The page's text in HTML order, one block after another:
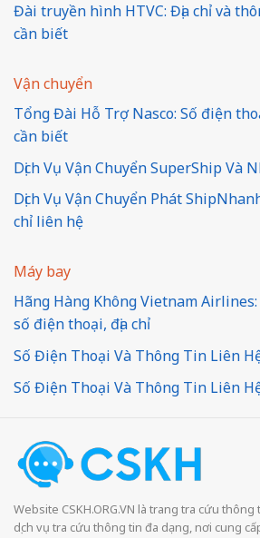
Đài truyền hình HTVC: Địa chỉ và
cần biết
Vận chuyển
Tổng Đài Hỗ Trợ Nasco: Số điện
cần biết
Dịch Vụ Vận Chuyển SuperShip Và
Dịch Vụ Vận Chuyển Phát
chỉ liên hệ
Máy bay
Hãng Hàng Không Vietnam
số điện thoại, địa chỉ
Số Điện Thoại Và Thông Tin Liên
Số Điện Thoại Và Thông Tin Liên
Website CSKH.ORG.VN là trang tra cứu
dịch vụ tra cứu thông tin đa dạng, nơi cung